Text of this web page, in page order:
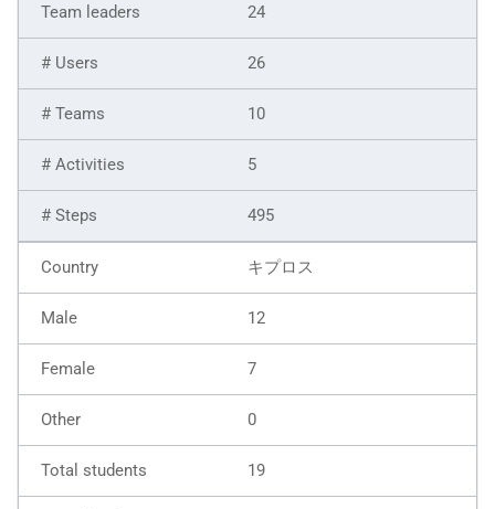
24
26
10
5
495
キプロス
12
7
0
19